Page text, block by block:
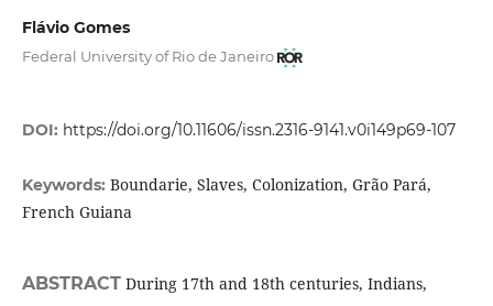
Flávio Gomes
Federal University of Rio de Janeiro
DOI: https://doi.org/10.11606/issn.2316-9141.v0i149p69-107
Keywords: Boundarie, Slaves, Colonization, Grão Pará,
French Guiana
ABSTRACTDuring 17th and 18th centuries, Indians,